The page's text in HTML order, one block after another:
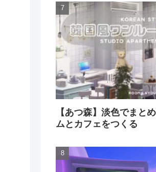
【あつ森】淡色でまと
ムとカフェをつくる